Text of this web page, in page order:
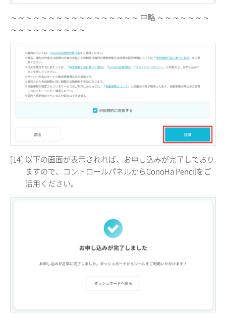
～～～～～～～～～～～～～～～～～ 中略 ～～～～～～～
～～～～～～～～～～
[14] 以下の画面が表示されれば、お申し込みが完了しており
ますので、コントロールパネルからConoHa Pencilをご
活用ください。